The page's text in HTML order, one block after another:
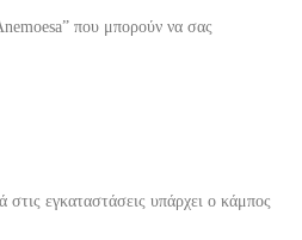
που μπορούν να σας
εγκαταστάσεις υπάρχει ο κάμπος